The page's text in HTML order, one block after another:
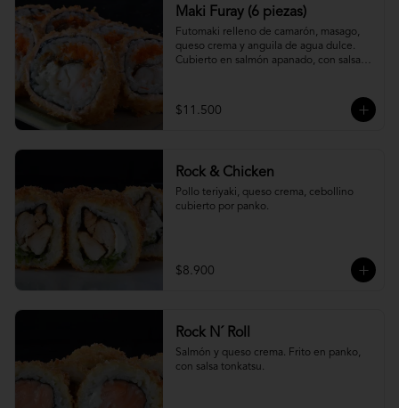
Maki Furay (6 piezas)
Futomaki relleno de camarón, masago,
queso crema y anguila de agua dulce.
Cubierto en salmón apanado, con salsa
$11.500
Rock & Chicken
Pollo teriyaki, queso crema, cebollino
cubierto por panko.
$8.900
Rock N´ Roll
Salmón y queso crema. Frito en panko,
con salsa tonkatsu.